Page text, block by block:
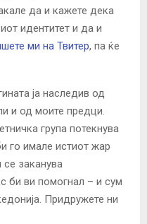
да и кажете дека
идентитет и да и
ми на Твитер, па ќе
ја наследив од
и од моите предци.
група потекнува
го имале истиот жар
се заканува
би ви помогнал – и сум
Придружете ни